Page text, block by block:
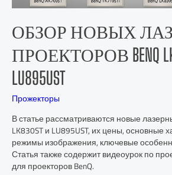
ОБЗОР НОВЫХ
ПРОЕКТОРОВ BENQ
LU895UST
Прожекторы
В статье рассматриваются новые
LK830ST и LU895UST, их цены, основные
режимы изображения, ключевые
Статья также содержит видеоурок по
для проекторов BenQ.